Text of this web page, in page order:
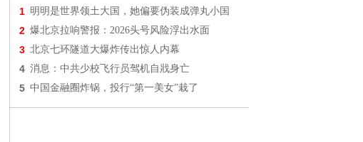
1 明明是世界领土大国，她偏要伪装成弹丸小国
2 爆北京拉响警报：2026头号风险浮出水面
3 北京七环隧道大爆炸传出惊人内幕
4 消息：中共少校飞行员驾机自戕身亡
5 中国金融圈炸锅，投行“第一美女”栽了